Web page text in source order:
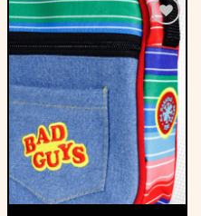
Adicionar
à lista de
desejos